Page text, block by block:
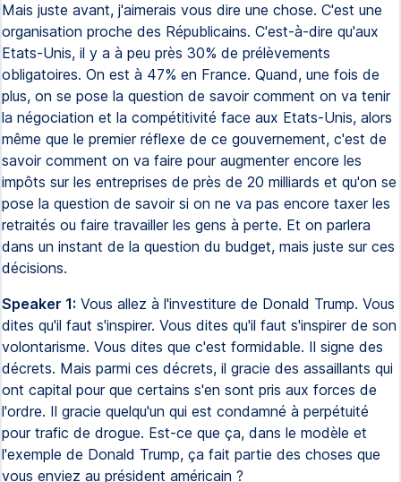
Mais juste avant, j'aimerais vous dire une chose. C'est une
organisation proche des Républicains. C'est-à-dire qu'aux
Etats-Unis, il y a à peu près 30% de prélèvements
obligatoires. On est à 47% en France. Quand, une fois de
plus, on se pose la question de savoir comment on va tenir
la négociation et la compétitivité face aux Etats-Unis, alors
même que le premier réflexe de ce gouvernement, c'est de
savoir comment on va faire pour augmenter encore les
impôts sur les entreprises de près de 20 milliards et qu'on se
pose la question de savoir si on ne va pas encore taxer les
retraités ou faire travailler les gens à perte. Et on parlera
dans un instant de la question du budget, mais juste sur ces
décisions.
Speaker 1: Vous allez à l'investiture de Donald Trump. Vous
dites qu'il faut s'inspirer. Vous dites qu'il faut s'inspirer de son
volontarisme. Vous dites que c'est formidable. Il signe des
décrets. Mais parmi ces décrets, il gracie des assaillants qui
ont capital pour que certains s'en sont pris aux forces de
l'ordre. Il gracie quelqu'un qui est condamné à perpétuité
pour trafic de drogue. Est-ce que ça, dans le modèle et
l'exemple de Donald Trump, ça fait partie des choses que
vous enviez au président américain ?